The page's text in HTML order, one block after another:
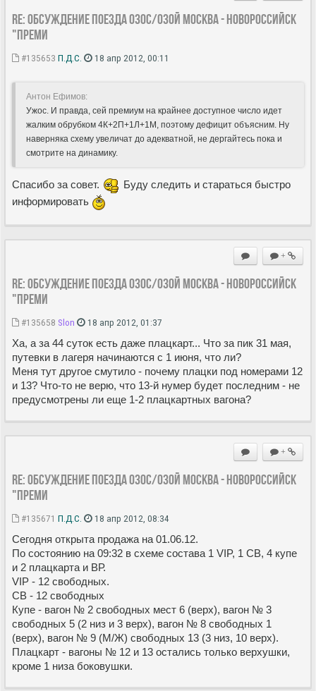
Re: Обсуждение поезда 030С/030Й Москва - Новороссийск
"Преми
#135653 П.Д.С. 18 апр 2012, 00:11
Антон Ефимов:
Ужос. И правда, сей премиум на крайнее доступное число идет
жалким обрубком 4К+2П+1Л+1М, поэтому дефицит объясним. Ну
наверняка схему увеличат до адекватной, не дергайтесь пока и
смотрите на динамику.
Спасибо за совет.
Буду следить и стараться быстро
информировать
+
Re: Обсуждение поезда 030С/030Й Москва - Новороссийск
"Преми
#135658 Slon 18 апр 2012, 01:37
Ха, а за 44 суток есть даже плацкарт... Что за пик 31 мая,
путевки в лагеря начинаются с 1 июня, что ли?
Меня тут другое смутило - почему плацки под номерами 12
и 13? Что-то не верю, что 13-й нумер будет последним - не
предусмотрены ли еще 1-2 плацкартных вагона?
+
Re: Обсуждение поезда 030С/030Й Москва - Новороссийск
"Преми
#135671 П.Д.С. 18 апр 2012, 08:34
Сегодня открыта продажа на 01.06.12.
По состоянию на 09:32 в схеме состава 1 VIP, 1 СВ, 4 купе
и 2 плацкарта и ВР.
VIP - 12 свободных.
СВ - 12 свободных
Купе - вагон № 2 свободных мест 6 (верх), вагон № 3
свободных 5 (2 низ и 3 верх), вагон № 8 свободных 1
(верх), вагон № 9 (М/Ж) свободных 13 (3 низ, 10 верх).
Плацкарт - вагоны № 12 и 13 остались только верхушки,
кроме 1 низа боковушки.